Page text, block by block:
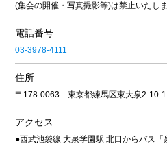
(集会の開催・写真撮影等)は禁止いたし
電話番号
03-3978-4111
住所
〒178-0063 東京都練馬区東大泉2-10-
アクセス
●西武池袋線 大泉学園駅 北口からバス